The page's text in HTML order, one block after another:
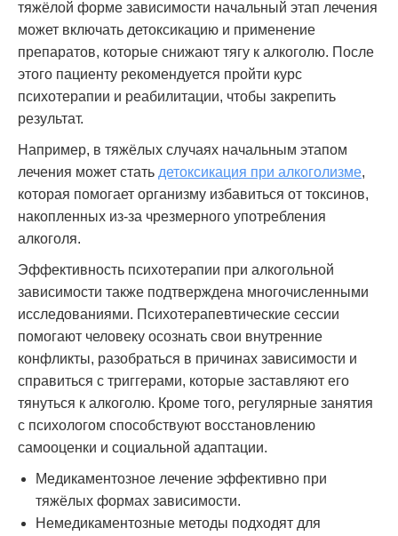
тяжёлой форме зависимости начальный этап лечения
может включать детоксикацию и применение
препаратов, которые снижают тягу к алкоголю. После
этого пациенту рекомендуется пройти курс
психотерапии и реабилитации, чтобы закрепить
результат.
Например, в тяжёлых случаях начальным этапом
лечения может стать детоксикация при алкоголизме,
которая помогает организму избавиться от токсинов,
накопленных из-за чрезмерного употребления
алкоголя.
Эффективность психотерапии при алкогольной
зависимости также подтверждена многочисленными
исследованиями. Психотерапевтические сессии
помогают человеку осознать свои внутренние
конфликты, разобраться в причинах зависимости и
справиться с триггерами, которые заставляют его
тянуться к алкоголю. Кроме того, регулярные занятия
с психологом способствуют восстановлению
самооценки и социальной адаптации.
Медикаментозное лечение эффективно при
тяжёлых формах зависимости.
Немедикаментозные методы подходят для